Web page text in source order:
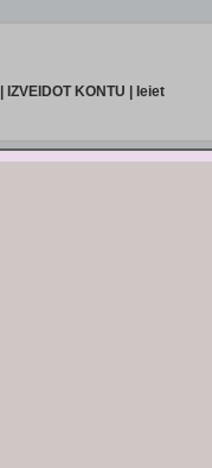
IZVEIDOT KONTU Ieiet